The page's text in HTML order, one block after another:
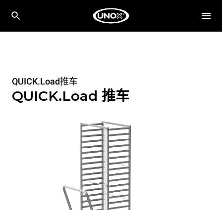
QUICK.Load推车
QUICK.Load 推车